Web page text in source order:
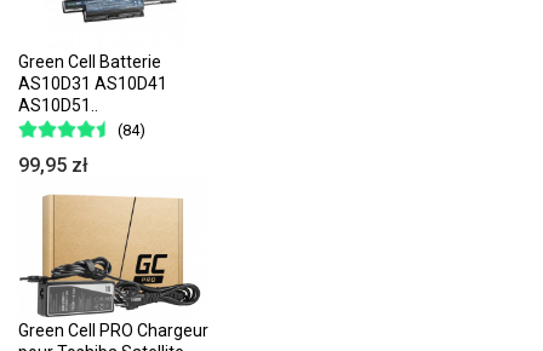
Green Cell Batterie
AS10D31 AS10D41
AS10D51..
(84)
99,95 zł
Green Cell PRO Chargeur